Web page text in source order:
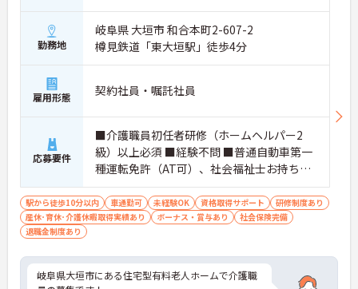
勤務地
岐阜県 大垣市 和合本町2-607-2
樽見鉄道「東大垣駅」徒歩4分
雇用形態 契約社員・嘱託社員
応募要件
■介護職員初任者研修（ホームヘルパー2
級）以上必須 ■経験不問 ■普通自動車第一
種運転免許（AT可）、社会福祉士お持ちの
方歓迎
駅から徒歩10分以内 車通勤可 未経験OK 資格取得サポート
研修制度あり
産休･育休･介護休暇取得実績あり
ボーナス・賞与あり
社会保険完備
退職金制度あり
岐阜県大垣市にある住宅型有料老人ホームで介護職